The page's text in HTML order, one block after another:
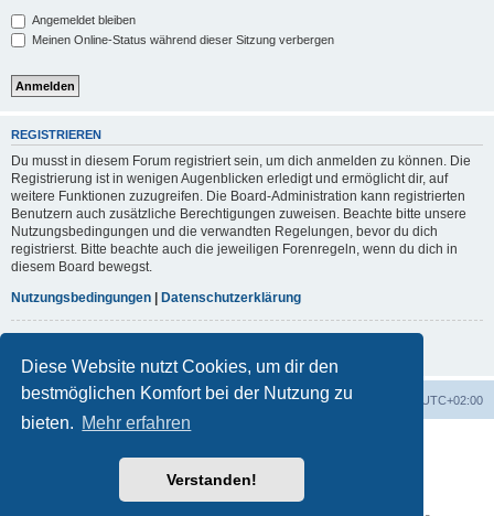
Diese Website nutzt Cookies, um dir den
bestmöglichen Komfort bei der Nutzung zu
bieten. Mehr erfahren
Verstanden!
Angemeldet bleiben
Meinen Online-Status während dieser Sitzung verbergen
REGISTRIEREN
Du musst in diesem Forum registriert sein, um dich anmelden zu können. Die
Registrierung ist in wenigen Augenblicken erledigt und ermöglicht dir, auf
weitere Funktionen zuzugreifen. Die Board-Administration kann registrierten
Benutzern auch zusätzliche Berechtigungen zuweisen. Beachte bitte unsere
Nutzungsbedingungen und die verwandten Regelungen, bevor du dich
registrierst. Bitte beachte auch die jeweiligen Forenregeln, wenn du dich in
diesem Board bewegst.
Nutzungsbedingungen | Datenschutzerklärung
Foren-Übersicht Alle Zeiten sind UTC+02:00
Alle Cookies löschen
Deutsche Übersetzung durchphpBB.de
phpBB post Reactions
Nutzungsbedingungen